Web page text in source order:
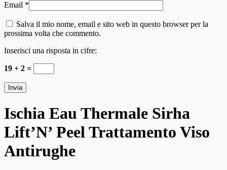
Email *
Salva il mio nome, email e sito web in questo browser per la
prossima volta che commento.
Inserisci una risposta in cifre:
19 + 2 =
Ischia Eau Thermale Sirha
Lift’N’ Peel Trattamento Viso
Antirughe